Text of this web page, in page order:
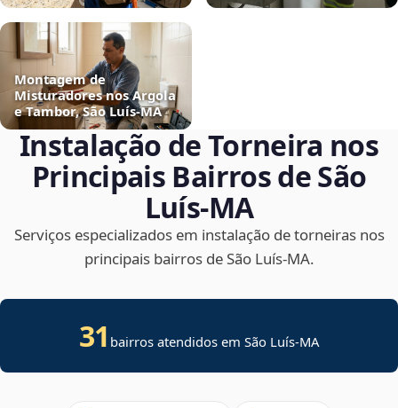
Montagem de
Misturadores nos Argola
e Tambor, São Luís‑MA
Instalação de Torneira nos
Principais Bairros de São
Luís‑MA
Serviços especializados em instalação de torneiras nos
principais bairros de São Luís‑MA.
31 bairros atendidos em São Luís-MA